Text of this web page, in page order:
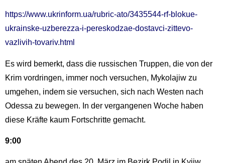
https://www.ukrinform.ua/rubric-ato/3435544-rf-blokue-
ukrainske-uzberezza-i-pereskodzae-dostavci-zittevo-
vazlivih-tovariv.html
Es wird bemerkt, dass die russischen Truppen, die von der
Krim vordringen, immer noch versuchen, Mykolajiw zu
umgehen, indem sie versuchen, sich nach Westen nach
Odessa zu bewegen. In der vergangenen Woche haben
diese Kräfte kaum Fortschritte gemacht.
9:00